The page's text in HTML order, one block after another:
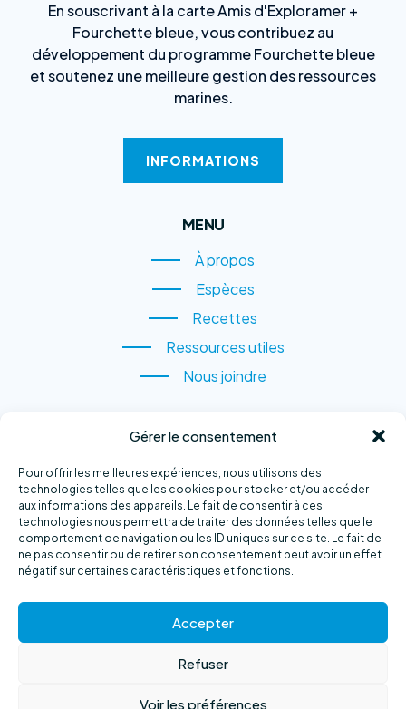
Gérer le consentement
Pour offrir les meilleures expériences, nous utilisons des
technologies telles que les cookies pour stocker et/ou accéder
aux informations des appareils. Le fait de consentir à ces
technologies nous permettra de traiter des données telles que le
comportement de navigation ou les ID uniques sur ce site. Le fait de
ne pas consentir ou de retirer son consentement peut avoir un effet
négatif sur certaines caractéristiques et fonctions.
Accepter
Refuser
Voir les préférences
En souscrivant à la carte Amis d'Exploramer +
Fourchette bleue, vous contribuez au
développement du programme Fourchette bleue
et soutenez une meilleure gestion des ressources
marines.
INFORMATIONS
MENU
À propos
À propos
Espèces
Espèces
Recettes
Recettes
Ressources utiles
Ressources utiles
Nous joindre
CONTACTEZ-NOUS
1, rue du Quai,
Sainte-Anne-des-Monts
(QC) G4V 2B6
Téléphone :418 763-2500